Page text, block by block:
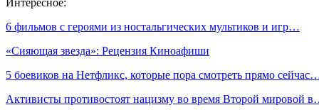
6 фильмов с героями из ностальгических мультиков и игр…
«Сияющая звезда»: Рецензия Киноафиши
5 боевиков на Нетфликс, которые пора смотреть прямо
Активисты противостоят нацизму во время Второй мировой